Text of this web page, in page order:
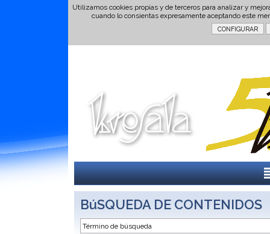
Utilizamos cookies propias y de terceros para analizar y
cuando lo consientas expresamente aceptando este
BúSQUEDA DE CONTENIDOS